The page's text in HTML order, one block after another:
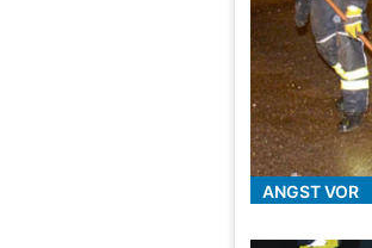
ANGST VOR